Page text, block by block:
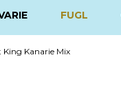
FUGL
King Kanarie Mix